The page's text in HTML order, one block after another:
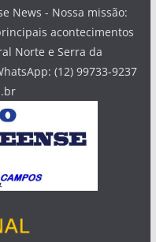
News - Nossa missão:
acontecimentos
Norte e Serra da
(12) 99733-9237